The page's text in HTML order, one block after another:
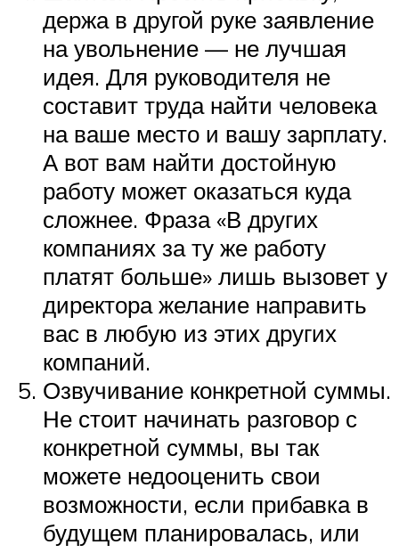
держа в другой руке заявление
на увольнение — не лучшая
идея. Для руководителя не
составит труда найти человека
на ваше место и вашу зарплату.
А вот вам найти достойную
работу может оказаться куда
сложнее. Фраза «В других
компаниях за ту же работу
платят больше» лишь вызовет у
директора желание направить
вас в любую из этих других
компаний.
Озвучивание конкретной суммы.
Не стоит начинать разговор с
конкретной суммы, вы так
можете недооценить свои
возможности, если прибавка в
будущем планировалась, или